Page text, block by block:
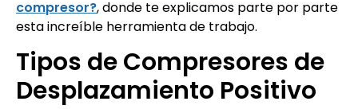
compresor?, donde te explicamos parte por parte
esta increíble herramienta de trabajo.
Tipos de Compresores de
Desplazamiento Positivo